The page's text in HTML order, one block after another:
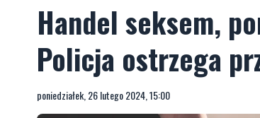
Handel seksem,
Policja ostrzega
poniedziałek, 26 lutego 2024, 15:00